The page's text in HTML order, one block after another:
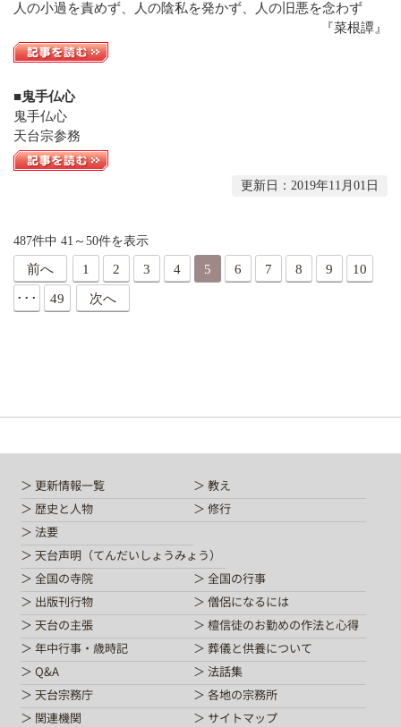
人の小過を責めず、人の陰私を発かず、人の旧悪を念わず
『菜根譚』
■鬼手仏心
鬼手仏心
天台宗参務
更新日：2019年11月01日
487件中 41～50件を表示
前へ 1 2 3 4 5 6 7 8 9 10
･･･ 49 次へ
更新情報一覧
教え
歴史と人物
修行
法要
天台声明（てんだいしょうみょう）
全国の寺院
全国の行事
出版刊行物
僧侶になるには
天台の主張
檀信徒のお勤めの作法と心得
年中行事・歳時記
葬儀と供養について
Q&A
法話集
天台宗務庁
各地の宗務所
関連機関
サイトマップ